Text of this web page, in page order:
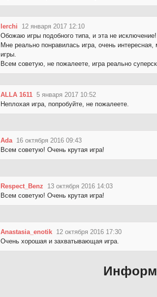
lerchi
12 января 2017 12:10
Обожаю игры подобного типа, и эта не исключение!
Мне реально понравилась игра, очень
игры.
Всем советую, не пожалеете, игра реально
ALLA 1611 5 января 2017 10:52
Неплохая игра, попробуйте, не пожалеете.
Ada 16 октября 2016 09:43
Всем советую! Очень крутая игра!
Respect_Benz
13 октября 2016 14:03
Всем советую! Очень крутая игра!
Anastasia_enotik 12 октября 2016 17:30
Очень хорошая и захватывающая игра.